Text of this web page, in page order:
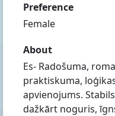
Preference
Female
About
Es- Radošuma,
praktiskuma,
apvienojums.
dažkārt noguris,